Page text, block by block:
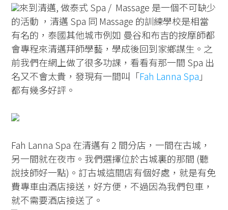
來到清邁, 做泰式 Spa / Massage 是一個不可缺少
的活動 ，清邁 Spa 同 Massage 的訓練學校是相當
有名的，泰國其他城市例如 曼谷和布吉的按摩師都
會專程來清邁拜師學藝，學成後回到家鄉謀生。之
前我們在網上做了很多功課，看看有那一間 Spa 出
名又不會太貴，發現有一間叫「Fah Lanna Spa 」
都有幾多好評。
Fah Lanna Spa 在清邁有 2 間分店，一間在古城，
另一間就在夜市。我們選擇位於古城裏的那間 (聽
說技師好一點)。訂古城這間店有個好處，就是有免
費專車由酒店接送，好方便，不過因為我們包車，
就不需要酒店接送了。